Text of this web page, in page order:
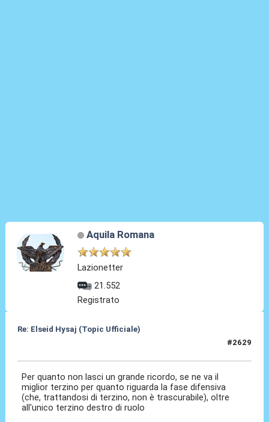
Aquila Romana
Lazionetter
21.552
Registrato
Re: Elseid Hysaj (Topic Ufficiale)
#2629
Per quanto non lasci un grande ricordo, se ne va il
miglior terzino per quanto riguarda la fase difensiva
(che, trattandosi di terzino, non è trascurabile), oltre
all'unico terzino destro di ruolo